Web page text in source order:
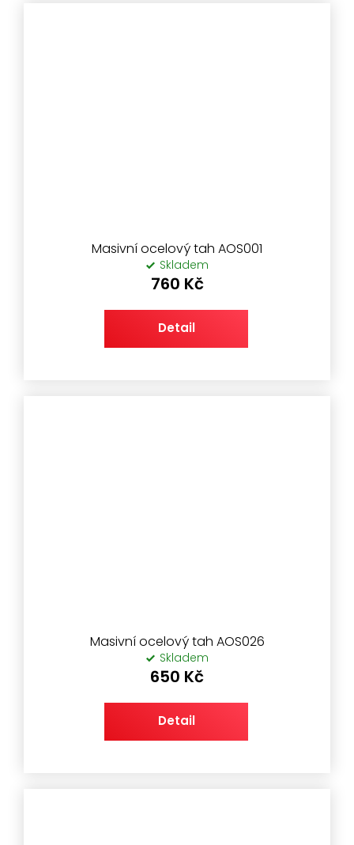
Masivní ocelový tah AOS001
Skladem
760 Kč
Detail
Masivní ocelový tah AOS026
Skladem
650 Kč
Detail